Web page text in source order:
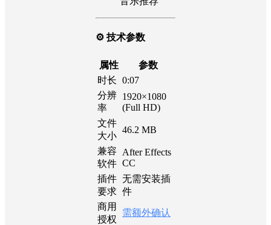
⚙️ 技术参数
属性
参数
时长 0:07
分辨
率
1920×1080
(Full HD)
文件
大小
46.2 MB
兼容
软件
After Effects
CC
插件
要求
无需安装插
件
商用
授权
需额外确认